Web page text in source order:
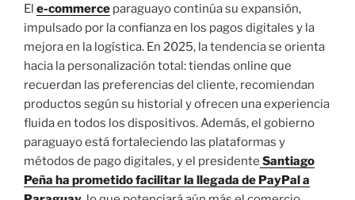
El e-commerce paraguayo continúa su expansión,
impulsado por la confianza en los pagos digitales y la
mejora en la logística. En 2025, la tendencia se orienta
hacia la personalización total: tiendas online que
recuerdan las preferencias del cliente, recomiendan
productos según su historial y ofrecen una experiencia
fluida en todos los dispositivos. Además, el gobierno
paraguayo está fortaleciendo las plataformas y
métodos de pago digitales, y el presidente Santiago
Peña ha prometido facilitar la llegada de PayPal a